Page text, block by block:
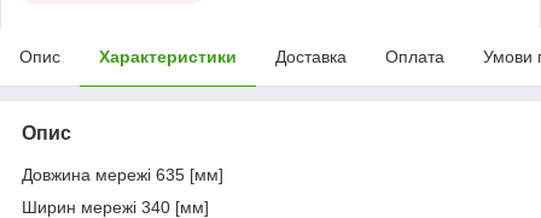
Опис Характеристики Доставка Оплата Умови
Опис
Довжина мережі 635 [мм]
Ширин мережі 340 [мм]